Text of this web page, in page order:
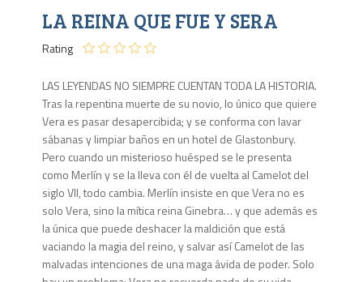
LA REINA QUE FUE Y SERA
Rating
LAS LEYENDAS NO SIEMPRE CUENTAN TODA LA HISTORIA.
Tras la repentina muerte de su novio, lo único que quiere
Vera es pasar desapercibida; y se conforma con lavar
sábanas y limpiar baños en un hotel de Glastonbury.
Pero cuando un misterioso huésped se le presenta
como Merlín y se la lleva con él de vuelta al Camelot del
siglo VII, todo cambia. Merlín insiste en que Vera no es
solo Vera, sino la mítica reina Ginebra… y que además es
la única que puede deshacer la maldición que está
vaciando la magia del reino, y salvar así Camelot de las
malvadas intenciones de una maga ávida de poder. Solo